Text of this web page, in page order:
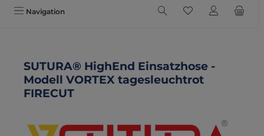
Navigation Du hast 0
SUTURA® HighEnd Einsatzhose -
Modell VORTEX tagesleuchtrot
FIRECUT